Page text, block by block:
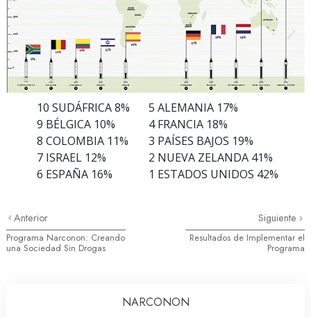
10 SUDÁFRICA 8%
9 BÉLGICA 10%
8 COLOMBIA 11%
7 ISRAEL 12%
6 ESPAÑA 16%
5 ALEMANIA 17%
4 FRANCIA 18%
3 PAÍSES BAJOS 19%
2 NUEVA ZELANDA 41%
1 ESTADOS UNIDOS 42%
Anterior
Programa Narconon: Creando
una Sociedad Sin Drogas
Siguiente
Resultados de Implementar el
Programa
NARCONON